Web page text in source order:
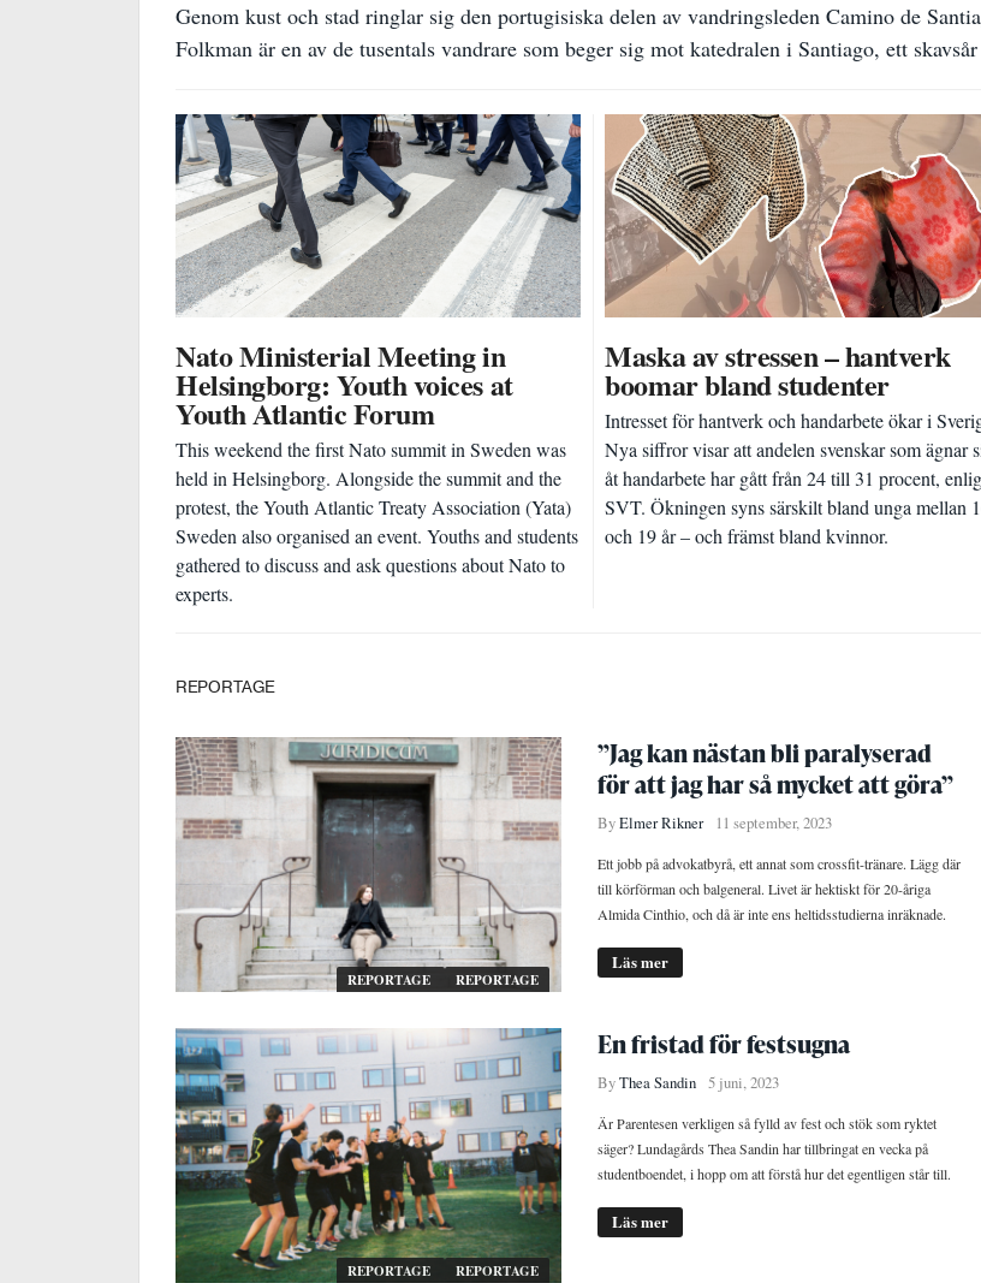
Genom kust och stad ringlar sig den portugisiska delen av vandringsleden Camino de
Folkman är en av de tusentals vandrare som beger sig mot katedralen i Santiago, ett
Nato Ministerial Meeting in
Helsingborg: Youth voices at
Youth Atlantic Forum
This weekend the first Nato summit in Sweden was
held in Helsingborg. Alongside the summit and the
protest, the Youth Atlantic Treaty Association (Yata)
Sweden also organised an event. Youths and students
gathered to discuss and ask questions about Nato to
experts.
Maska av stressen – hantverk
boomar bland studenter
Intresset för hantverk och handarbete ökar i
Nya siffror visar att andelen svenskar som ägnar
åt handarbete har gått från 24 till 31 procent,
SVT. Ökningen syns särskilt bland unga mellan
och 19 år – och främst bland kvinnor.
REPORTAGE
REPORTAGE REPORTAGE
”Jag kan nästan bli paralyserad
för att jag har så mycket att göra”
ByElmer Rikner 11 september, 2023
Ett jobb på advokatbyrå, ett annat som crossfit-tränare. Lägg där
till körförman och balgeneral. Livet är hektiskt för 20-åriga
Almida Cinthio, och då är inte ens heltidsstudierna inräknade.
Läs mer
REPORTAGE REPORTAGE
En fristad för festsugna
ByThea Sandin 5 juni, 2023
Är Parentesen verkligen så fylld av fest och stök som ryktet
säger? Lundagårds Thea Sandin har tillbringat en vecka på
studentboendet, i hopp om att förstå hur det egentligen står till.
Läs mer